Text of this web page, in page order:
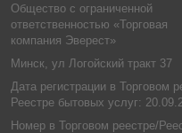
Общество с ограниченной
ответственностью «Торговая
компания Эверест»
Минск, ул Логойский тракт 37
Дата регистрации в Торговом
Реестре бытовых услуг:
Номер в Торговом реестре/